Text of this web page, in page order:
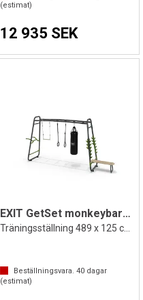
(estimat)
12 935 SEK
EXIT GetSet monkeybar MB330
Träningsställning 489 x 125 cm Utrustad
Beställningsvara. 40dagar
(estimat)